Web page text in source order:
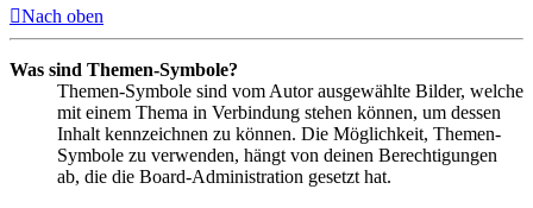
Nach oben
Was sind Themen-Symbole?
Themen-Symbole sind vom Autor ausgewählte Bilder, welche
mit einem Thema in Verbindung stehen können, um dessen
Inhalt kennzeichnen zu können. Die Möglichkeit, Themen-
Symbole zu verwenden, hängt von deinen Berechtigungen
ab, die die Board-Administration gesetzt hat.